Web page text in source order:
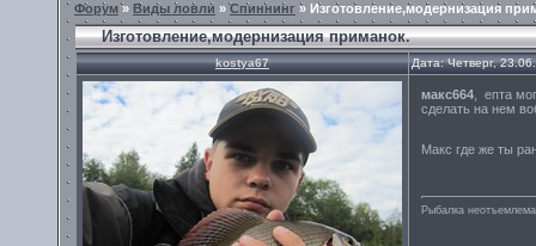
Форум» Виды ловли »Спиннинг » Изготовление,модернизация
Изготовление,модернизация приманок.
kostya67 Дата: Четверг,
макс664 , епта
сделать на нем
Макс где же ты
Рыбалка